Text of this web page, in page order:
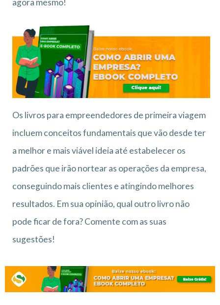
agora mesmo!
Os livros para empreendedores de primeira viagem
incluem conceitos fundamentais que vão desde ter
a melhor e mais viável ideia até estabelecer os
padrões que irão nortear as operações da empresa,
conseguindo mais clientes e atingindo melhores
resultados. Em sua opinião, qual outro livro não
pode ficar de fora? Comente com as suas
sugestões!